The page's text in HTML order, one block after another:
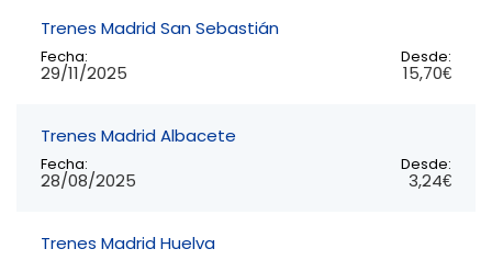
Trenes Madrid San Sebastián
Fecha:
29/11/2025
Desde:
15,70€
Trenes Madrid Albacete
Fecha:
28/08/2025
Desde:
3,24€
Trenes Madrid Huelva